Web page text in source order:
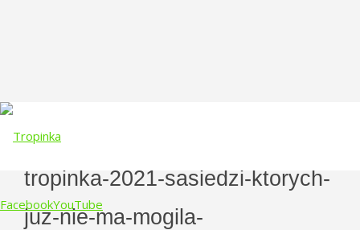
FacebookYouTube
tropinka-2021-sasiedzi-ktorych-
juz-nie-ma-mogila-